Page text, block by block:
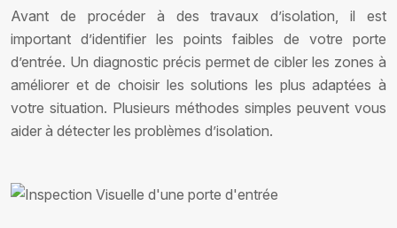
Avant de procéder à des travaux d’isolation, il est
important d’identifier les points faibles de votre porte
d’entrée. Un diagnostic précis permet de cibler les zones à
améliorer et de choisir les solutions les plus adaptées à
votre situation. Plusieurs méthodes simples peuvent vous
aider à détecter les problèmes d’isolation.